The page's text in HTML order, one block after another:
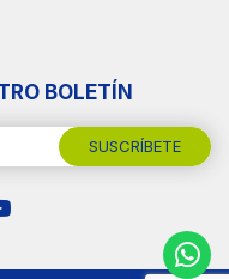
BOLETÍN
SUSCRÍBETE